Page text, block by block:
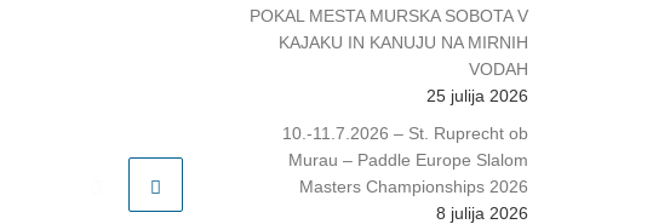
POKAL MESTA MURSKA SOBOTA V
KAJAKU IN KANUJU NA MIRNIH
VODAH
25 julija 2026
10.-11.7.2026 – St. Ruprecht ob
Murau – Paddle Europe Slalom
Masters Championships 2026
8 julija 2026